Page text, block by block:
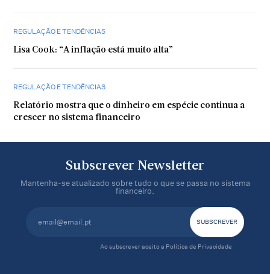
REGULAÇÃO E TENDÊNCIAS
Lisa Cook: “A inflação está muito alta”
REGULAÇÃO E TENDÊNCIAS
Relatório mostra que o dinheiro em espécie continua a
crescer no sistema financeiro
Subscrever Newsletter
Mantenha-se atualizado sobre tudo o que se passa no sistema
financeiro.
Ao subscrever aceito a Política de Privacidade